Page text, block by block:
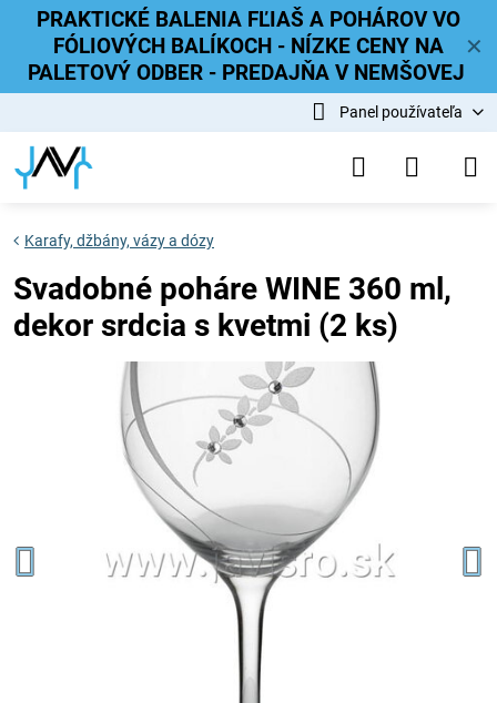
✕
PRAKTICKÉ BALENIA FĽIAŠ A POHÁROV VO
FÓLIOVÝCH BALÍKOCH - NÍZKE CENY NA
PALETOVÝ ODBER - PREDAJŇA V NEMŠOVEJ
Panel používateľa
Karafy, džbány, vázy a dózy
Svadobné poháre WINE 360 ml,
dekor srdcia s kvetmi (2 ks)